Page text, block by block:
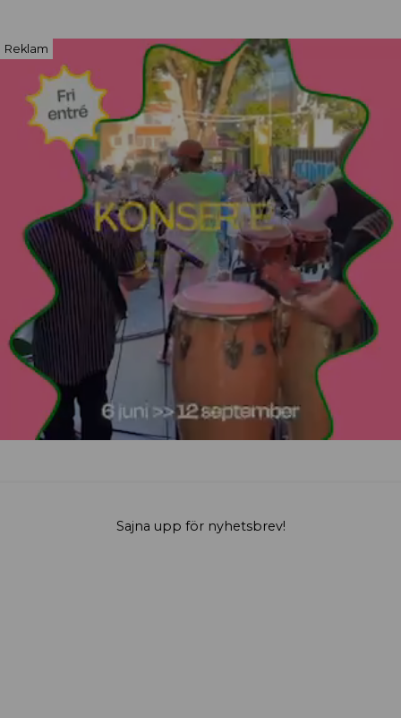
Reklam
Sajna upp för nyhetsbrev!